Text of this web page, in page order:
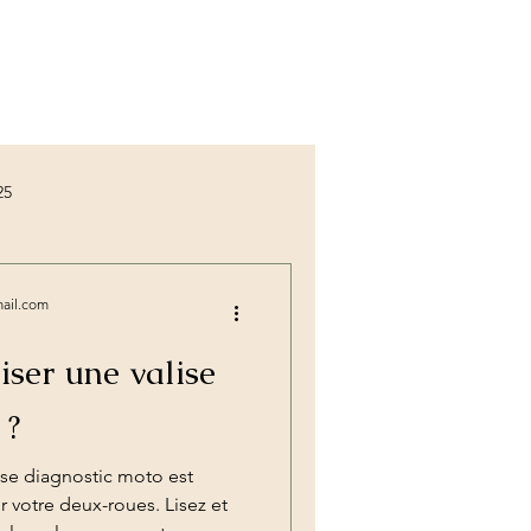
cher valise
une valise
diagnostic moto est
deux-roues. Lisez et